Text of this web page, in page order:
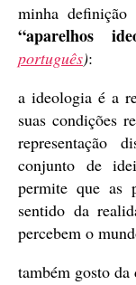
minha
“aparelhos
português):
a ideologia é a
suas condições
representação
conjunto de
permite que as
sentido da
percebem o
também gosto